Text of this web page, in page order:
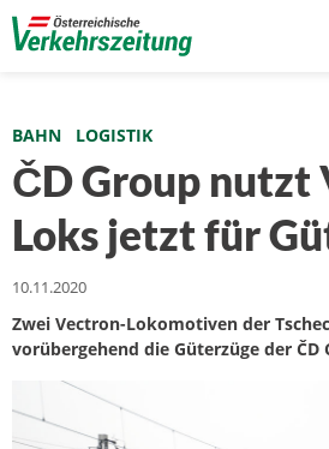
BAHN LOGISTIK
ČD Group nutzt
Loks jetzt für
10.11.2020
Zwei Vectron-Lokomotiven der
vorübergehend die Güterzüge der ČD